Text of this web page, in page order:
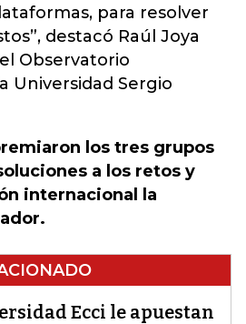
para resolver
destacó Raúl Joya
Observatorio
Universidad Sergio
los tres grupos
a los retos y
internacional la
Ecci le apuestan